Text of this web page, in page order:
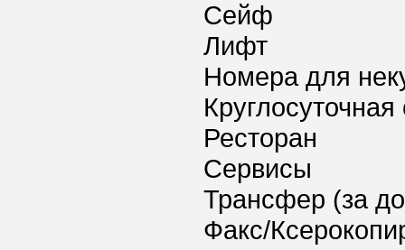
Сейф
Лифт
Номера для
Ресторан
Сервисы
Трансфер (за
Факс/